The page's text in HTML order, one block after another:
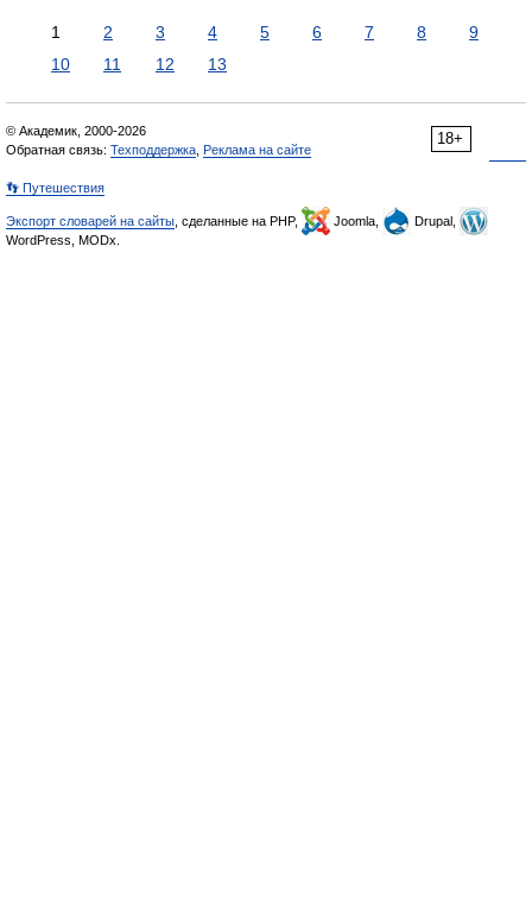
1 2 3 4 5 6 7 8
9
10
11 12 13
18+
© Академик, 2000-2026
Обратная связь: Техподдержка Реклама на сайте
👣 Путешествия
Экспорт словарей на сайты , сделанные на PHP, Joomla,
Drupal,
WordPress, MODx.